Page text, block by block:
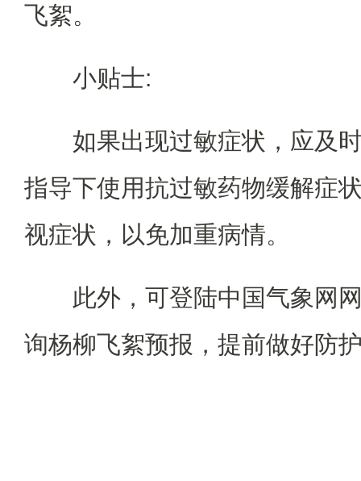
飞絮。
小贴士:
如果出现过敏症状，应及
指导下使用抗过敏药物缓解症
视症状，以免加重病情。
此外，可登陆中国气象网
询杨柳飞絮预报，提前做好防